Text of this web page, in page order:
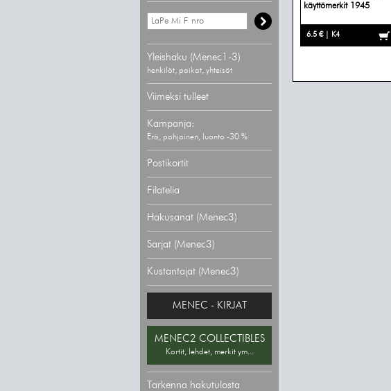
Yleishaku (Menec1-3)
henkilöt, paikat, yhteisöt
Viimeksi tulleet
Kampanja:
Erä, pohjoinen, luonto -30 %
Postikortit
Filatelia
Hakusanat (Menec3)
Sarjat (Menec3)
Kustantajat (Menec3)
MENEC - KIRJAT
MENEC2 COLLECTIBLES
Kortit, lehdet, merkit ym...
Tarkenna hakutulosta
käyttömerkit 1945
6.5 € | K4